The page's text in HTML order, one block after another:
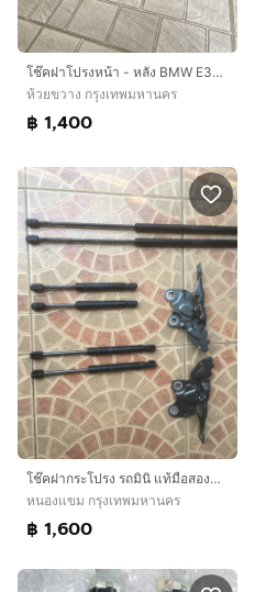
โช๊คฝาโปรงหน้า - หลัง BMW E34 และ E32 ตรงรุ่น ของใหม่
ห้วยขวาง กรุงเทพมหานคร
฿ 1,400
โช๊คฝากระโปรง รถมินิ แท้มือสองญี่ปุ่น
หนองแขม กรุงเทพมหานคร
฿ 1,600